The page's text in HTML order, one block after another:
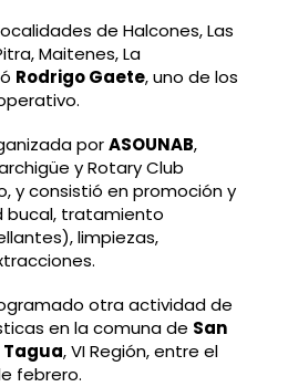
de Halcones, Las
Maitenes, La
Rodrigo Gaete, uno de los
porASOUNAB,
y Rotary Club
y consistió en promoción y
bucal, tratamiento
limpiezas,
otra actividad de
en la comuna de San
, VI Región, entre el
febrero.